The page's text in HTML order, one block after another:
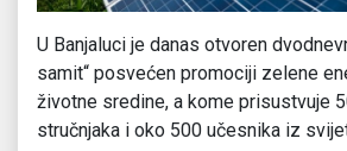
U Banjaluci je danas otvoren
samit“ posvećen promociji zelene
životne sredine, a kome prisustvuje
stručnjaka i oko 500 učesnika iz